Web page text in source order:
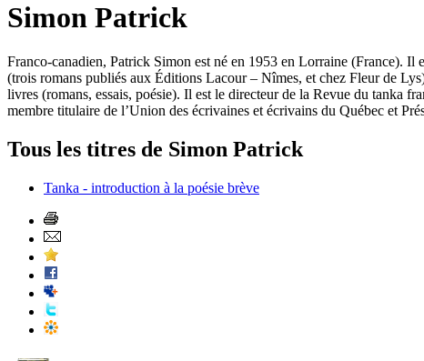
Simon Patrick
Franco-canadien, Patrick Simon est né en 1953 en Lorraine (France).
(trois romans publiés aux Éditions Lacour – Nîmes, et chez Fleur de
livres (romans, essais, poésie). Il est le directeur de la Revue du tanka
membre titulaire de l’Union des écrivaines et écrivains du Québec et
Tous les titres de Simon Patrick
Tanka - introduction à la poésie brève